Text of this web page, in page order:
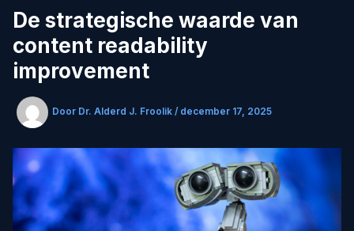
De strategische waarde van
content readability
improvement
Door Dr. Alderd J. Froolik / december 17, 2025